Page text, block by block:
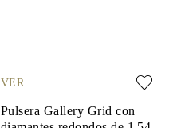
VER
Pulsera Gallery Grid con